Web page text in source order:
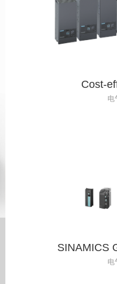
Cost-
电
电